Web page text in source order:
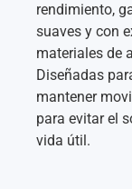
rendimiento,
suaves y con
materiales de
Diseñadas
mantener
para evitar el
vida útil.